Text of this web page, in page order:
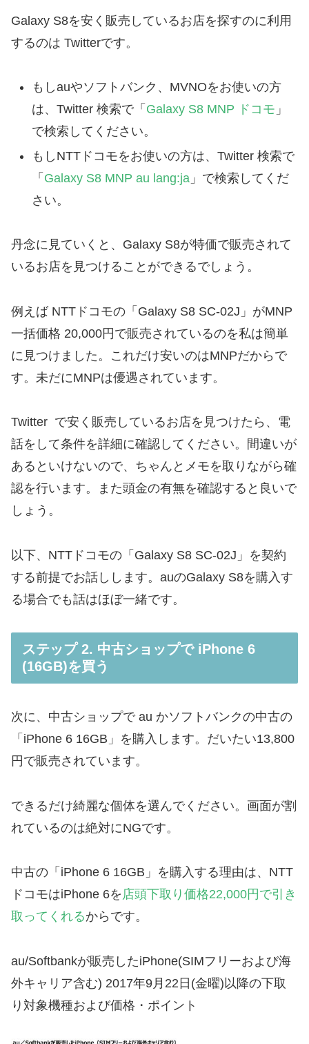
Galaxy S8を安く販売しているお店を探すのに利用
するのは Twitterです。
もしauやソフトバンク、MVNOをお使いの方
は、Twitter 検索で「 Galaxy S8 MNP ドコモ 」
で検索してください。
もしNTTドコモをお使いの方は、Twitter 検索で
「 Galaxy S8 MNP au lang:ja 」で検索してくだ
さい。
丹念に見ていくと、Galaxy S8が特価で販売されて
いるお店を見つけることができるでしょう。
例えば NTTドコモの「Galaxy S8 SC-02J」がMNP
一括価格 20,000円で販売されているのを私は簡単
に見つけました。これだけ安いのはMNPだからで
す。未だにMNPは優遇されています。
Twitter で安く販売しているお店を見つけたら、電
話をして条件を詳細に確認してください。間違いが
あるといけないので、ちゃんとメモを取りながら確
認を行います。また頭金の有無を確認すると良いで
しょう。
以下、NTTドコモの「Galaxy S8 SC-02J」を契約
する前提でお話しします。auのGalaxy S8を購入す
る場合でも話はほぼ一緒です。
ステップ 2. 中古ショップで iPhone 6
(16GB)を買う
次に、中古ショップで au かソフトバンクの中古の
「iPhone 6 16GB」を購入します。だいたい13,800
円で販売されています。
できるだけ綺麗な個体を選んでください。画面が割
れているのは絶対にNGです。
中古の「iPhone 6 16GB」を購入する理由は、NTT
ドコモはiPhone 6を 店頭下取り価格22,000円で引き
取ってくれるからです。
au/Softbankが販売したiPhone(SIMフリーおよび海
外キャリア含む) 2017年9月22日(金曜)以降の下取
り対象機種および価格・ポイント